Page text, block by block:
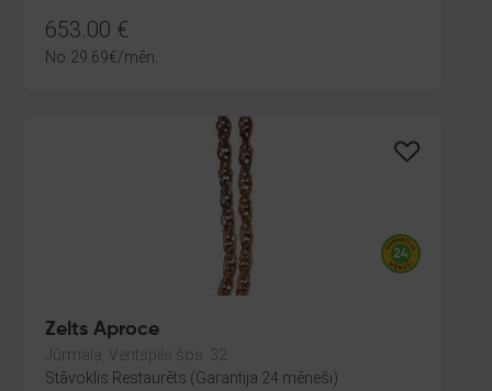
653.00 €
No 29.69€/mēn.
Zelts Aproce
Jūrmala, Ventspils šos. 32
Stāvoklis Restaurēts (Garantija 24 mēneši)